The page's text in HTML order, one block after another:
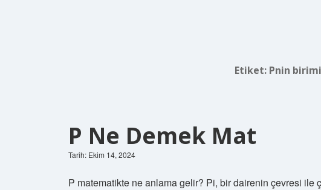
Etiket: Pnin
P Ne Demek Mat
Tarih: Ekim 14, 2024
P matematikte ne anlama gelir? Pi, bir dairenin çevresi ile